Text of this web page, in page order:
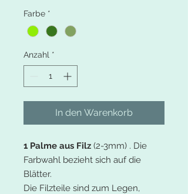
Farbe *
Anzahl *
In den Warenkorb
1 Palme aus Filz (2-3mm) . Die
Farbwahl bezieht sich auf die
Blätter.
Die Filzteile sind zum Legen,